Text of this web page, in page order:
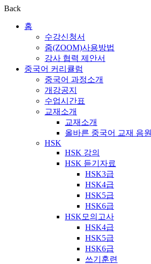
Back
홈
수강신청서
줌(ZOOM)사용방법
강사 협력 제안서
중국어 커리큘럼
중국어 과정소개
개강공지
수업시간표
교재소개
교재소개
올바른 중국어 교재 음원
HSK
HSK 강의
HSK 듣기자료
HSK3급
HSK4급
HSK5급
HSK6급
HSK모의고사
HSK4급
HSK5급
HSK6급
쓰기훈련